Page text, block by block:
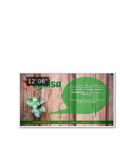
12' 06''